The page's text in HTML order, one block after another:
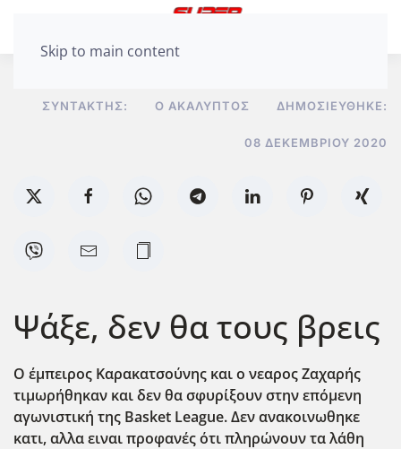
Skip to main content
ΣΥΝΤΆΚΤΗΣ: Ο ΑΚΆΛΥΠΤΟΣ ΔΗΜΟΣΙΕΎΘΗΚΕ:
08 ΔΕΚΕΜΒΡΊΟΥ 2020
Ψάξε, δεν θα τους βρεις
Ο έμπειρος Καρακατσούνης και ο νεαρος Ζαχαρής
τιμωρήθηκαν και δεν θα σφυρίξουν στην επόμενη
αγωνιστική της Basket League. Δεν ανακοινωθηκε
κατι, αλλα ειναι προφανές ότι πληρώνουν τα λάθη